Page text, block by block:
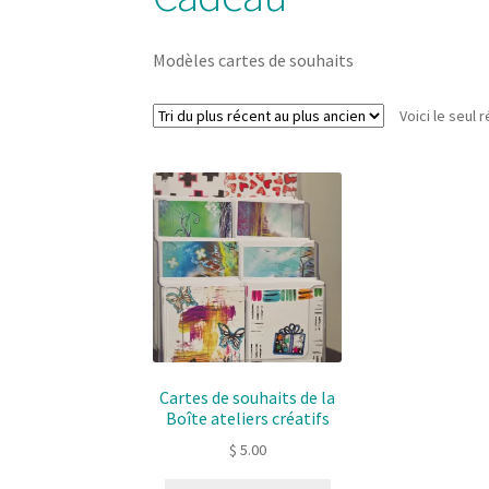
Modèles cartes de souhaits
Voici le seul
Cartes de souhaits de la
Boîte ateliers créatifs
$ 5.00